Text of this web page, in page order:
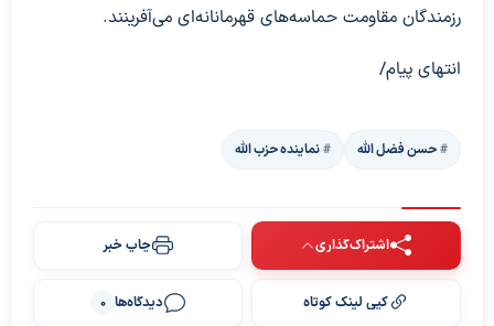
رزمندگان مقاومت حماسه‌های قهرمانانه‌ای می‌آفرینند.
انتهای پیام/
حسن فضل الله نماینده حزب الله
اشتراک‌گذاری چاپ خبر
کپی لینک کوتاه دیدگاه‌ها 0